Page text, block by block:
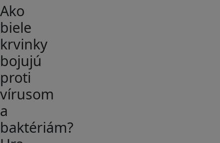
Ako
biele
krvinky
bojujú
proti
vírusom
a
baktériám?